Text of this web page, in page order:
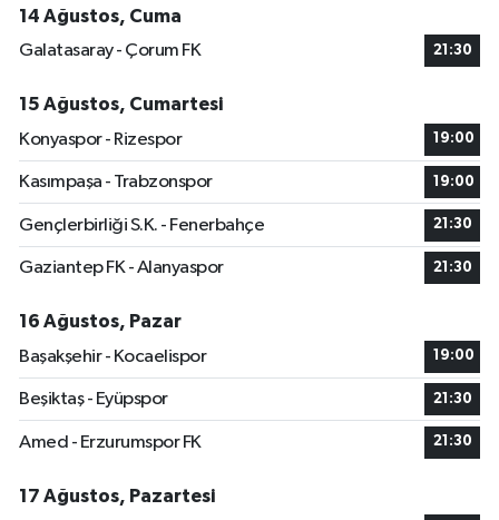
14 Ağustos, Cuma
Galatasaray - Çorum FK
21:30
15 Ağustos, Cumartesi
Konyaspor - Rizespor
19:00
Kasımpaşa - Trabzonspor 19:00
Gençlerbirliği S.K. - Fenerbahçe 21:30
Gaziantep FK - Alanyaspor 21:30
16 Ağustos, Pazar
Başakşehir - Kocaelispor
19:00
Beşiktaş - Eyüpspor 21:30
Amed - Erzurumspor FK 21:30
17 Ağustos, Pazartesi